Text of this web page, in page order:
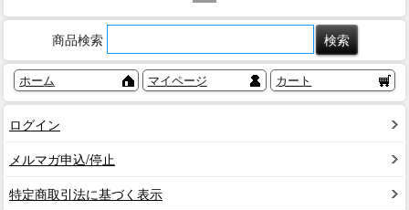
商品検索
ホーム マイページ カート
ログイン
メルマガ申込/停止
特定商取引法に基づく表示